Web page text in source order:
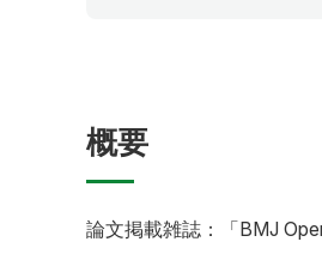
概要
論文掲載雑誌：「BMJ